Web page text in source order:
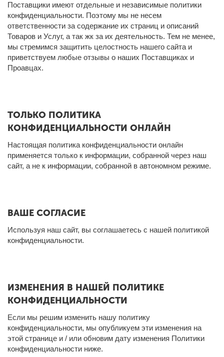
Поставщики имеют отдельные и независимые политики
конфиденциальности. Поэтому мы не несем
ответственности за содержание их страниц и описаний
Товаров и Услуг, а так жк за их деятельность. Тем не менее,
мы стремимся защитить целостность нашего сайта и
приветствуем любые отзывы о наших Поставщиках и
Проавцах.
ТОЛЬКО ПОЛИТИКА
КОНФИДЕНЦИАЛЬНОСТИ ОНЛАЙН
Настоящая политика конфиденциальности онлайн
применяется только к информации, собранной через наш
сайт, а не к информации, собранной в автономном режиме.
ВАШЕ СОГЛАСИЕ
Используя наш сайт, вы соглашаетесь с нашей политикой
конфиденциальности.
ИЗМЕНЕНИЯ В НАШЕЙ ПОЛИТИКЕ
КОНФИДЕНЦИАЛЬНОСТИ
Если мы решим изменить нашу политику
конфиденциальности, мы опубликуем эти изменения на
этой странице и / или обновим дату изменения Политики
конфиденциальности ниже.